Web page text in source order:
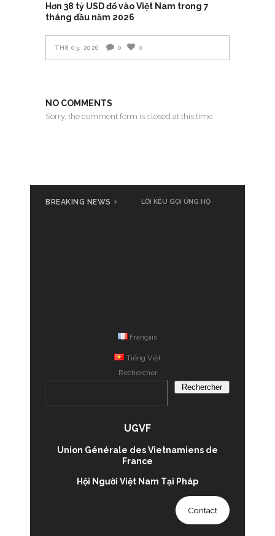
Hơn 38 tỷ USD đổ vào Việt Nam trong 7
tháng đầu năm 2026
TH8 03, 2026 0 0
NO COMMENTS
Sorry, the comment form is closed at this time.
BREAKING NEWS LỜI KÊU GỌI ỦNG HỘ
Français
Tiếng Việt
Rechercher
Rechercher
UGVF
Union Générale des Vietnamiens de
France
Hội Người Việt Nam Tại Pháp
Contact